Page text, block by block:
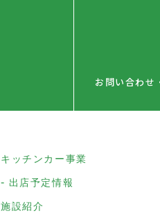
お問い合わせ
キッチンカー事業
出店予定情報
施設紹介